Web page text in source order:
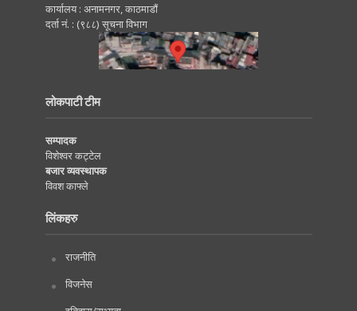
कार्यालय : अनामनगर, काठमाडाैं
दर्ता नं. : (९८८) सूचना विभाग
लोकपाटी टीम
सम्पादक
विशेश्वर कट्टेल
बजार व्यवस्थापक
विवश काफ्ले
लिंकहरु
राजनीति
विजनेस